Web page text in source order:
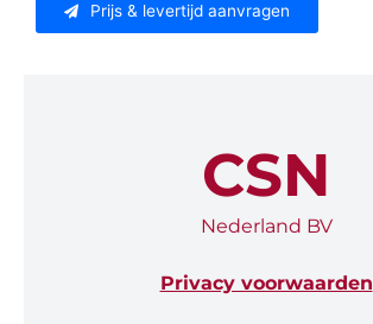
Prijs & levertijd aanvragen
CSN
Nederland BV
Privacy voorwaarden